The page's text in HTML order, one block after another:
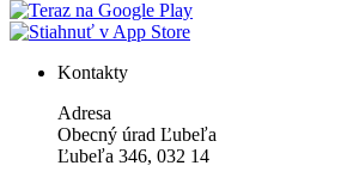
Kontakty
Adresa
Obecný úrad Ľubeľa
Ľubeľa 346, 032 14